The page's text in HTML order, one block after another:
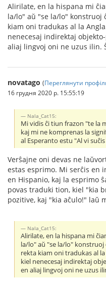
Alirilate, en la hispana mi
la/lo" aŭ "se la/lo" konstruoj
kiam oni tradukas al la
nenecesaj indirektaj
aliaj lingvoj oni ne uzus ilin.
novatago (Переглянути
16 грудня 2020 р. 15:55:19
Nala_Cat15:
Mi vidis ĉi tiun frazon "te la
kaj mi ne komprenas la
al Esperanto estu "Al vi
Verŝajne oni devas ne
estas esprimo. Mi serĉis en
en Hispanio, kaj la esprimo
povas traduki tion, kiel "kia
pozitive, kaj "kia aĉulo!" laŭ
Nala_Cat15:
Alirilate, en la hispana mi
la/lo" aŭ "se la/lo" konstruoj
rekta kiam oni tradukas al
kiel nenecesaj indirektaj
en aliaj lingvoj oni ne uzus